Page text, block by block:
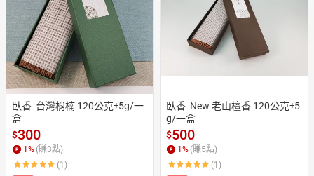
臥香  台灣梢楠 120公克±5g/一
盒
$300
1 % (賺3點)
(1)
臥香  New 老山檀香 120公克±5
g/一盒
$500
1 % (賺5點)
(1)